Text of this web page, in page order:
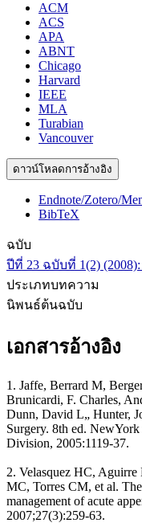
ACM
ACS
APA
ABNT
Chicago
Harvard
IEEE
MLA
Turabian
Vancouver
ดาวน์โหลดการอ้างอิง
Endnote/Zotero/
BibTeX
ฉบับ
ปีที่ 23 ฉบับที่ 1(2)
ประเภทบทความ
นิพนธ์ต้นฉบับ
เอกสารอ้างอิง
1. Jaffe, Berrard M,
Brunicardi, F. Charles,
Dunn, David L„ Hunter,
Surgery. 8th ed.
Division, 2005:1119-37.
2. Velasquez HC,
MC, Torres CM, et al.
management of acute
2007;27(3):259-63.